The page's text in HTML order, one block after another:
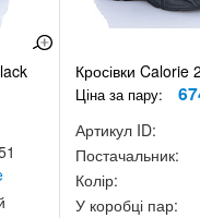
Кросівки Calorie
Ціна за пару:
Артикул ID:
Постачальник:
Колір:
У коробці пар: